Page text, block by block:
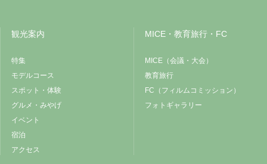
観光案内
特集
モデルコース
スポット・体験
グルメ・みやげ
イベント
宿泊
アクセス
MICE・教育旅行・FC
MICE（会議・大会）
教育旅行
FC（フィルムコミッション）
フォトギャラリー